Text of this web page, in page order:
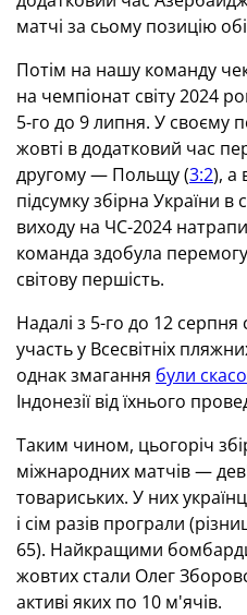
матчі за сьому позицію
Потім на нашу команду
на чемпіонат світу 2024
5-го до 9 липня. У своєму
жовті в додатковий час
другому — Польщу (3:2), а
підсумку збірна України
виходу на ЧС-2024
команда здобула
світову першість.
Надалі з 5-го до 12
участь у Всесвітніх
однак змагання були
Індонезії від їхнього
Таким чином, цьогоріч
міжнародних матчів —
товариських. У них
і сім разів програли
65). Найкращими
жовтих стали Олег
активі яких по 10 м'ячів.